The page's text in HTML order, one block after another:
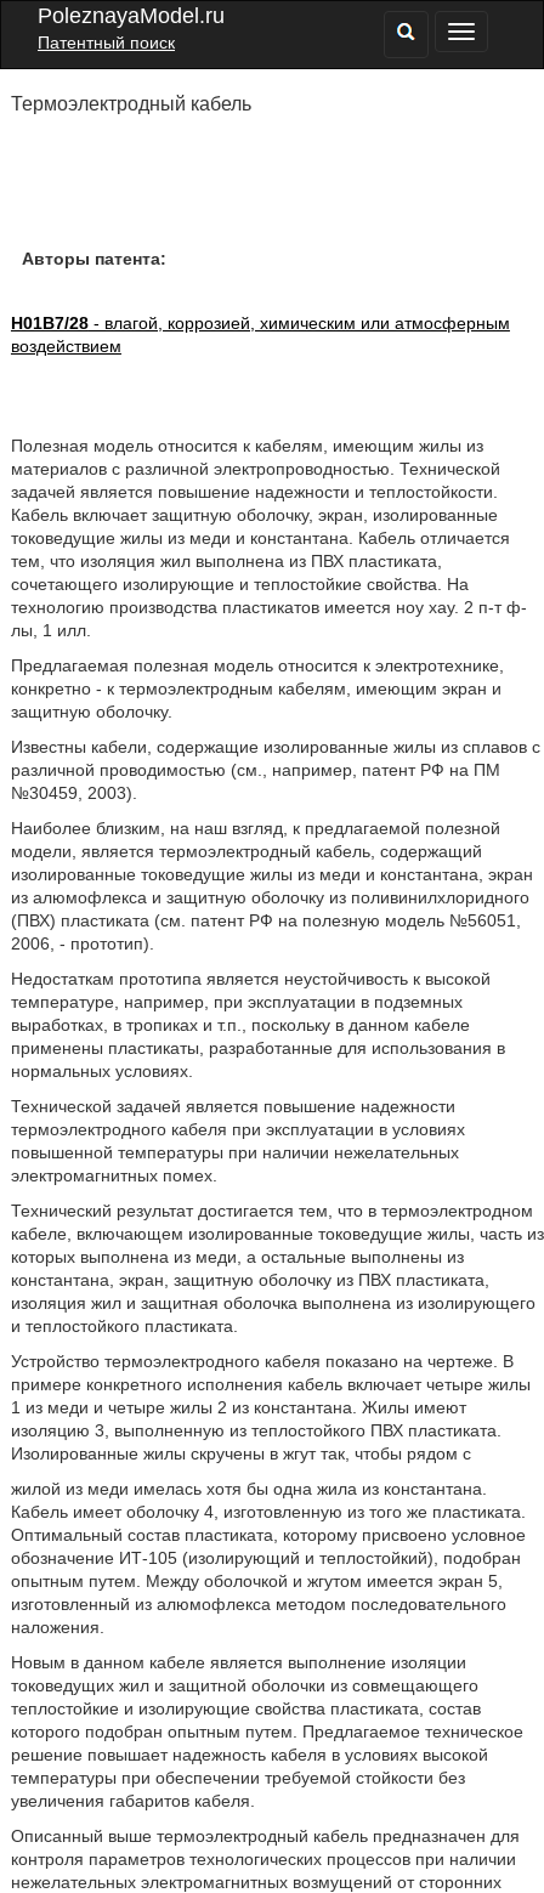
PoleznayaModel.ru
Патентный поиск
Термоэлектродный кабель
Авторы патента:
H01B7/28- влагой, коррозией, химическим или атмосферным
воздействием
Полезная модель относится к кабелям, имеющим жилы из
материалов с различной электропроводностью. Технической
задачей является повышение надежности и теплостойкости.
Кабель включает защитную оболочку, экран, изолированные
токоведущие жилы из меди и константана. Кабель отличается
тем, что изоляция жил выполнена из ПВХ пластиката,
сочетающего изолирующие и теплостойкие свойства. На
технологию производства пластикатов имеется ноу хау. 2 п-т ф-
лы, 1 илл.
Предлагаемая полезная модель относится к электротехнике,
конкретно - к термоэлектродным кабелям, имеющим экран и
защитную оболочку.
Известны кабели, содержащие изолированные жилы из сплавов с
различной проводимостью (см., например, патент РФ на ПМ
№30459, 2003).
Наиболее близким, на наш взгляд, к предлагаемой полезной
модели, является термоэлектродный кабель, содержащий
изолированные токоведущие жилы из меди и константана, экран
из алюмофлекса и защитную оболочку из поливинилхлоридного
(ПВХ) пластиката (см. патент РФ на полезную модель №56051,
2006, - прототип).
Недостаткам прототипа является неустойчивость к высокой
температуре, например, при эксплуатации в подземных
выработках, в тропиках и т.п., поскольку в данном кабеле
применены пластикаты, разработанные для использования в
нормальных условиях.
Технической задачей является повышение надежности
термоэлектродного кабеля при эксплуатации в условиях
повышенной температуры при наличии нежелательных
электромагнитных помех.
Технический результат достигается тем, что в термоэлектродном
кабеле, включающем изолированные токоведущие жилы, часть из
которых выполнена из меди, а остальные выполнены из
константана, экран, защитную оболочку из ПВХ пластиката,
изоляция жил и защитная оболочка выполнена из изолирующего
и теплостойкого пластиката.
Устройство термоэлектродного кабеля показано на чертеже. В
примере конкретного исполнения кабель включает четыре жилы
1 из меди и четыре жилы 2 из константана. Жилы имеют
изоляцию 3, выполненную из теплостойкого ПВХ пластиката.
Изолированные жилы скручены в жгут так, чтобы рядом с
жилой из меди имелась хотя бы одна жила из константана.
Кабель имеет оболочку 4, изготовленную из того же пластиката.
Оптимальный состав пластиката, которому присвоено условное
обозначение ИТ-105 (изолирующий и теплостойкий), подобран
опытным путем. Между оболочкой и жгутом имеется экран 5,
изготовленный из алюмофлекса методом последовательного
наложения.
Новым в данном кабеле является выполнение изоляции
токоведущих жил и защитной оболочки из совмещающего
теплостойкие и изолирующие свойства пластиката, состав
которого подобран опытным путем. Предлагаемое техническое
решение повышает надежность кабеля в условиях высокой
температуры при обеспечении требуемой стойкости без
увеличения габаритов кабеля.
Описанный выше термоэлектродный кабель предназначен для
контроля параметров технологических процессов при наличии
нежелательных электромагнитных возмущений от сторонних